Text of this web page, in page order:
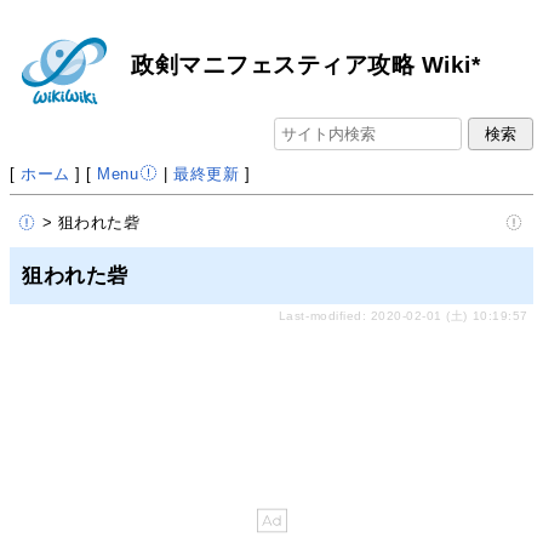
政剣マニフェスティア攻略 Wiki*
[ ホーム ] [ Menu |最終更新 ]
> 狙われた砦
狙われた砦
Last-modified: 2020-02-01 (土) 10:19:57